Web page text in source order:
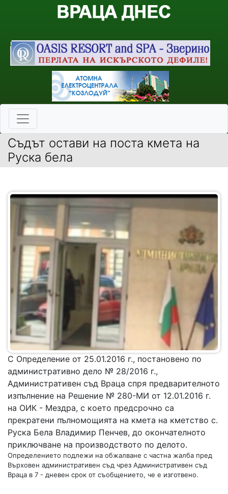
Съдът остави на поста кмета на
Руска бела
С Определение от 25.01.2016 г., постановено по
административно дело № 28/2016 г.,
Административен съд Враца спря предварителното
изпълнение на Решение № 280-МИ от 12.01.2016 г.
на ОИК - Мездра, с което предсрочно са
прекратени пълномощията на кмета на кметство с.
Руска Бела Владимир Пенчев, до окончателното
приключване на производството по делото.
Определението подлежи на обжалване с частна жалба пред
Върховен административен съд чрез Административен съд
Враца в 7 - дневен срок от съобщението, че е изготвено.